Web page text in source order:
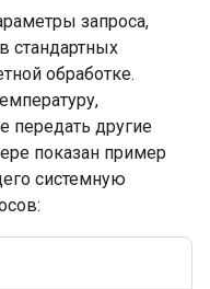
запроса,
стандартных
обработке.
передать другие
показан пример
системную